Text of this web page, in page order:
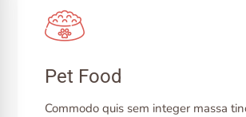
Pet Food
Commodo quis sem integer massa